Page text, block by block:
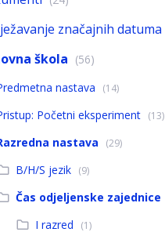
značajnih datuma
škola (56)
nastava
(14)
Početni eksperiment (13)
nastava (29)
B/H/S jezik (9)
Čas odjeljenske zajednice
I razred (1)